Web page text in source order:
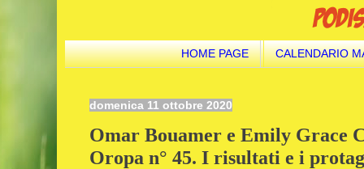
HOME PAGE CALENDARIO
domenica 11 ottobre 2020
Omar Bouamer e Emily Grace
Oropa n° 45. I risultati e i